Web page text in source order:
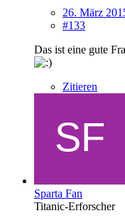
26. März
#133
Das ist eine gute
Zitieren
Sparta Fan
Titanic-Erforscher